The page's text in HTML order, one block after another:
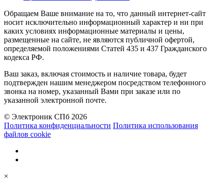
Обращаем Ваше внимание на то, что данный интернет-сайт
носит исключительно информационный характер и ни при
каких условиях информационные материалы и цены,
размещенные на сайте, не являются публичной офертой,
определяемой положениями Статей 435 и 437 Гражданского
кодекса РФ.
Ваш заказ, включая стоимость и наличие товара, будет
подтвержден нашим менеджером посредством телефонного
звонка на номер, указанный Вами при заказе или по
указанной электронной почте.
© Электроник СПб 2026
Политика конфиденциальности Политика использования
файлов cookie
×